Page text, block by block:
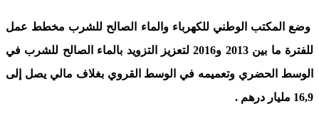
وضع المكتب الوطني للكهرباء والماء الصالح للشرب مخطط عمل
للفترة ما بين 2013 و2016 لتعزيز التزويد بالماء الصالح للشرب في
الوسط الحضري وتعميمه في الوسط القروي بغلاف مالي يصل إلى
16,9 مليار درهم .